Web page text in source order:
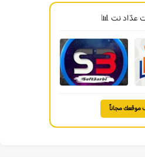
عدّاد نت 📊
مجاناً